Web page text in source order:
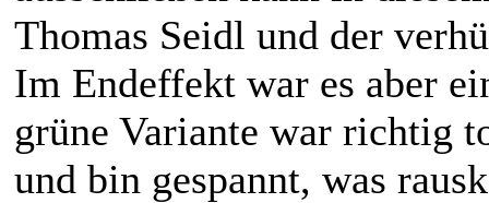
Thomas Seidl und der
Im Endeffekt war es aber
grüne Variante war richtig
und bin gespannt, was